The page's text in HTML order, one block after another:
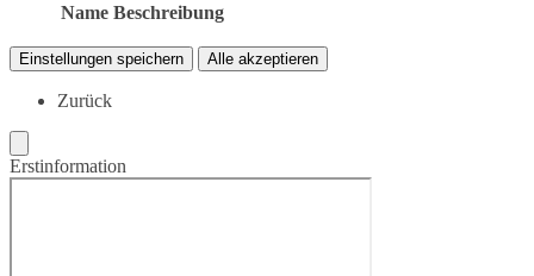
Name Beschreibung
Einstellungen speichern Alle akzeptieren
Zurück
Erstinformation